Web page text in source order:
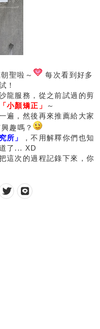
聖啦～
​​​​​​​ 每次看到好多
！
龍服務，從之前試過的剪
「小顏矯正」
～
遍，然後再來推薦給大家
趣嗎？
所」
，不用解釋你們也知
了... XD
這次的過程記錄下來，你